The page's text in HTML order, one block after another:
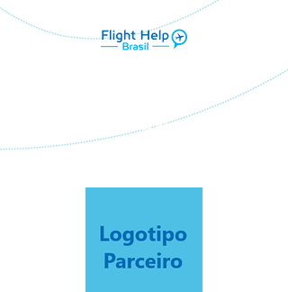
em parceria com